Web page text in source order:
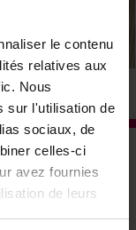
le contenu
relatives aux
Nous
sur l'utilisation de
sociaux, de
celles-ci
avez fournies
de leurs
un verger
on découvre